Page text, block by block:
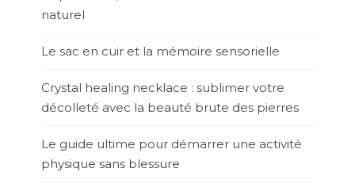
naturel
Le sac en cuir et la mémoire sensorielle
Crystal healing necklace : sublimer votre
décolleté avec la beauté brute des pierres
Le guide ultime pour démarrer une activité
physique sans blessure